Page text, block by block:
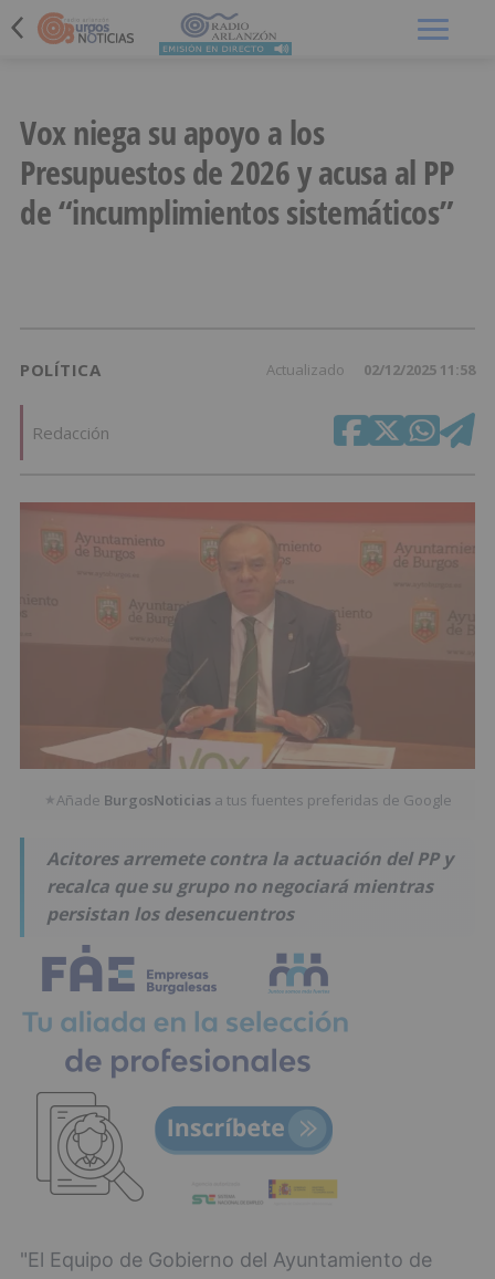
Vox niega su apoyo a los
Presupuestos de 2026 y acusa al PP
de “incumplimientos sistemáticos”
POLÍTICA Actualizado 02/12/2025 11:58
Redacción
★Añade BurgosNoticias a tus fuentes preferidas de Google
Acitores arremete contra la actuación del PP y
recalca que su grupo no negociará mientras
persistan los desencuentros
"El Equipo de Gobierno del Ayuntamiento de